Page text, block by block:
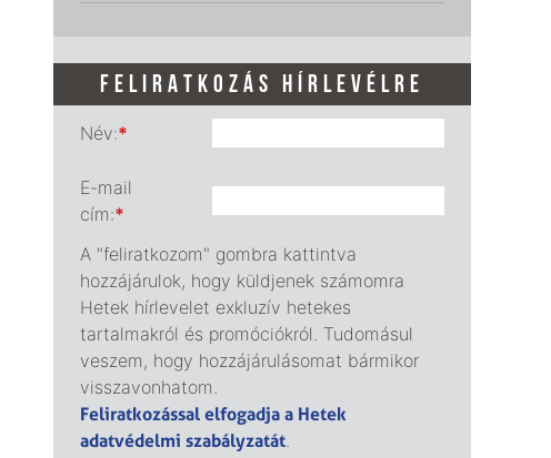
FELIRATKOZÁS HÍRLEVÉLRE
Név:*
E-mail
cím:*
A "feliratkozom" gombra kattintva
hozzájárulok, hogy küldjenek számomra
Hetek hírlevelet exkluzív hetekes
tartalmakról és promóciókról. Tudomásul
veszem, hogy hozzájárulásomat bármikor
visszavonhatom.
Feliratkozással elfogadja a Hetek
adatvédelmi szabályzatát.